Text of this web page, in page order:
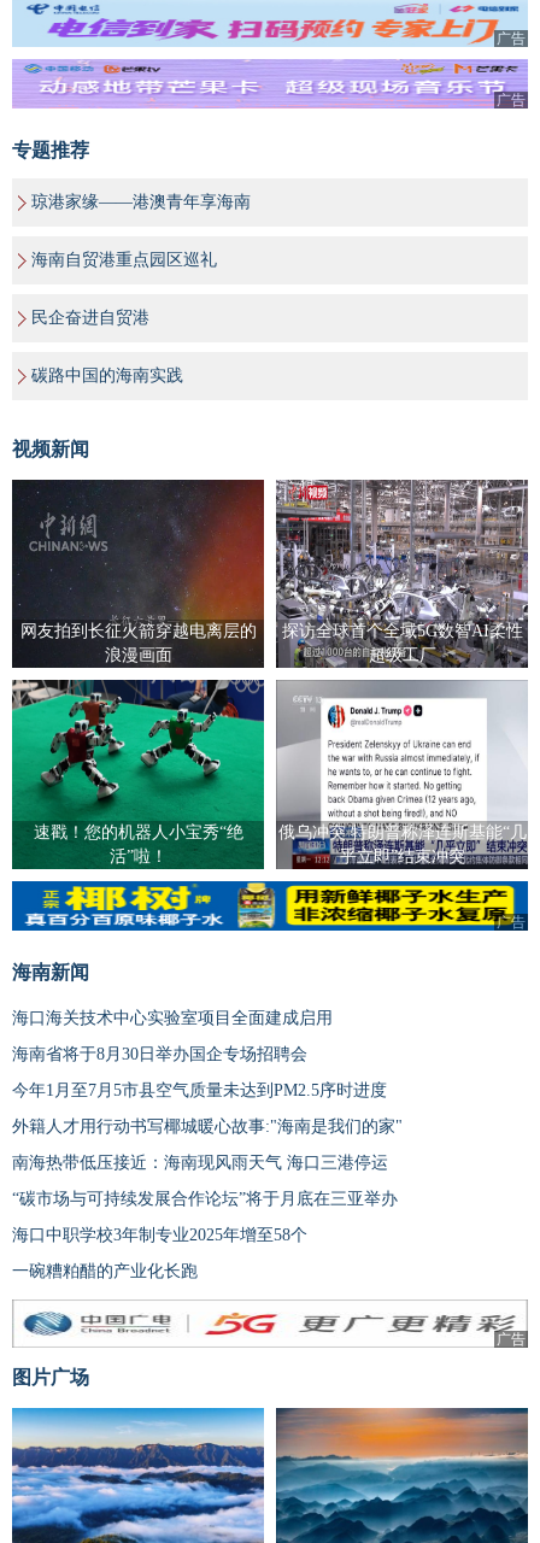
广告
广告
专题推荐
琼港家缘——港澳青年享海南
海南自贸港重点园区巡礼
民企奋进自贸港
碳路中国的海南实践
视频新闻
网友拍到长征火箭穿越电离层的
浪漫画面
探访全球首个全域5G数智AI柔性
超级工厂
速戳！您的机器人小宝秀“绝
活”啦！
俄乌冲突 特朗普称泽连斯基能“几
乎立即”结束冲突
广告
广告
海南新闻
海口海关技术中心实验室项目全面建成启用
海南省将于8月30日举办国企专场招聘会
今年1月至7月5市县空气质量未达到PM2.5序时进度
外籍人才用行动书写椰城暖心故事:"海南是我们的家"
南海热带低压接近：海南现风雨天气 海口三港停运
“碳市场与可持续发展合作论坛”将于月底在三亚举办
海口中职学校3年制专业2025年增至58个
一碗糟粕醋的产业化长跑
广告
图片广场